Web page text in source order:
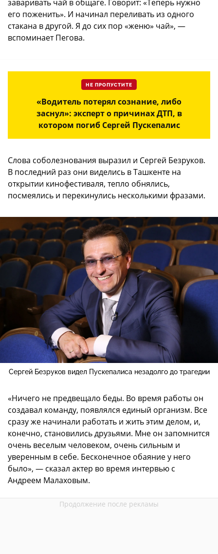
заваривать чай в общаге. Говорит: «Теперь нужно
его поженить». И начинал переливать из одного
стакана в другой. Я до сих пор «женю» чай», —
вспоминает Пегова.
НЕ ПРОПУСТИТЕ
«Водитель потерял сознание, либо
заснул»: эксперт о причинах ДТП, в
котором погиб Сергей Пускепалис
Слова соболезнования выразил и Сергей Безруков.
В последний раз они виделись в Ташкенте на
открытии кинофестиваля, тепло обнялись,
посмеялись и перекинулись несколькими фразами.
Сергей Безруков видел Пускепалиса незадолго до трагедии
«Ничего не предвещало беды. Во время работы он
создавал команду, появлялся единый организм. Все
сразу же начинали работать и жить этим делом, и,
конечно, становились друзьями. Мне он запомнится
очень веселым человеком, очень сильным и
уверенным в себе. Бесконечное обаяние у него
было», — сказал актер во время интервью с
Андреем Малаховым.